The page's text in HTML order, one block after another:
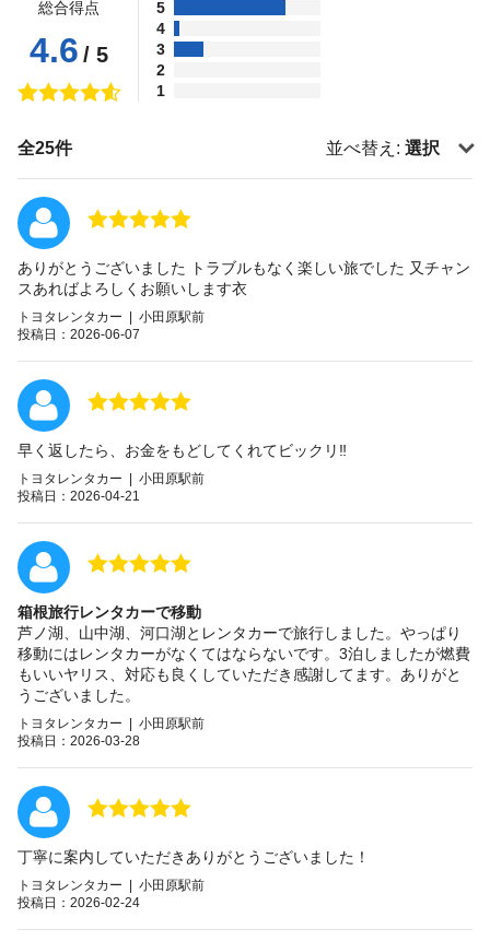
総合得点
4.6 / 5
5
4
3
2
1
全25件 並べ替え: 選択
ありがとうございました トラブルもなく楽しい旅でした 又チャン
スあればよろしくお願いします衣
トヨタレンタカー | 小田原駅前
投稿日：2026-06-07
早く返したら、お金をもどしてくれてビックリ‼️
トヨタレンタカー | 小田原駅前
投稿日：2026-04-21
箱根旅行レンタカーで移動
芦ノ湖、山中湖、河口湖とレンタカーで旅行しました。やっぱり
移動にはレンタカーがなくてはならないです。3泊しましたが燃費
もいいヤリス、対応も良くしていただき感謝してます。ありがと
うございました。
トヨタレンタカー | 小田原駅前
投稿日：2026-03-28
丁寧に案内していただきありがとうございました！
トヨタレンタカー | 小田原駅前
投稿日：2026-02-24